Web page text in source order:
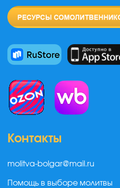
Контакты
molitva-bolgar@mail.ru
Помощь в выборе молитвы